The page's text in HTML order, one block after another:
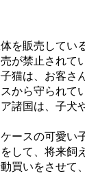
を販売してい
が禁止されて
猫は、お客さ
から守られて
諸国は、子犬
ースの可愛い
して、将来飼
買いをさせて